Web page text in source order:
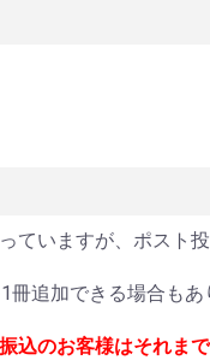
ていますが、ポスト
追加できる場合もあ
込のお客様はそれま